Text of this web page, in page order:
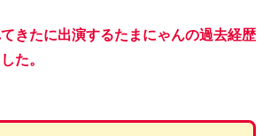
きたに出演するたまにゃんの過去経歴
た。